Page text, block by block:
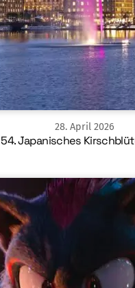
28. April 2026
54. Japanisches